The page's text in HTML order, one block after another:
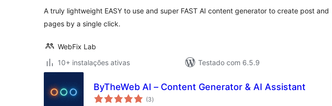
A truly lightweight EASY to use and super FAST AI content generator to create post and
pages by a single click.
WebFix Lab
10+ instalações ativas
Testado com 6.5.9
ByTheWeb AI – Content Generator & AI Assistant
(3avaliações
totais
)